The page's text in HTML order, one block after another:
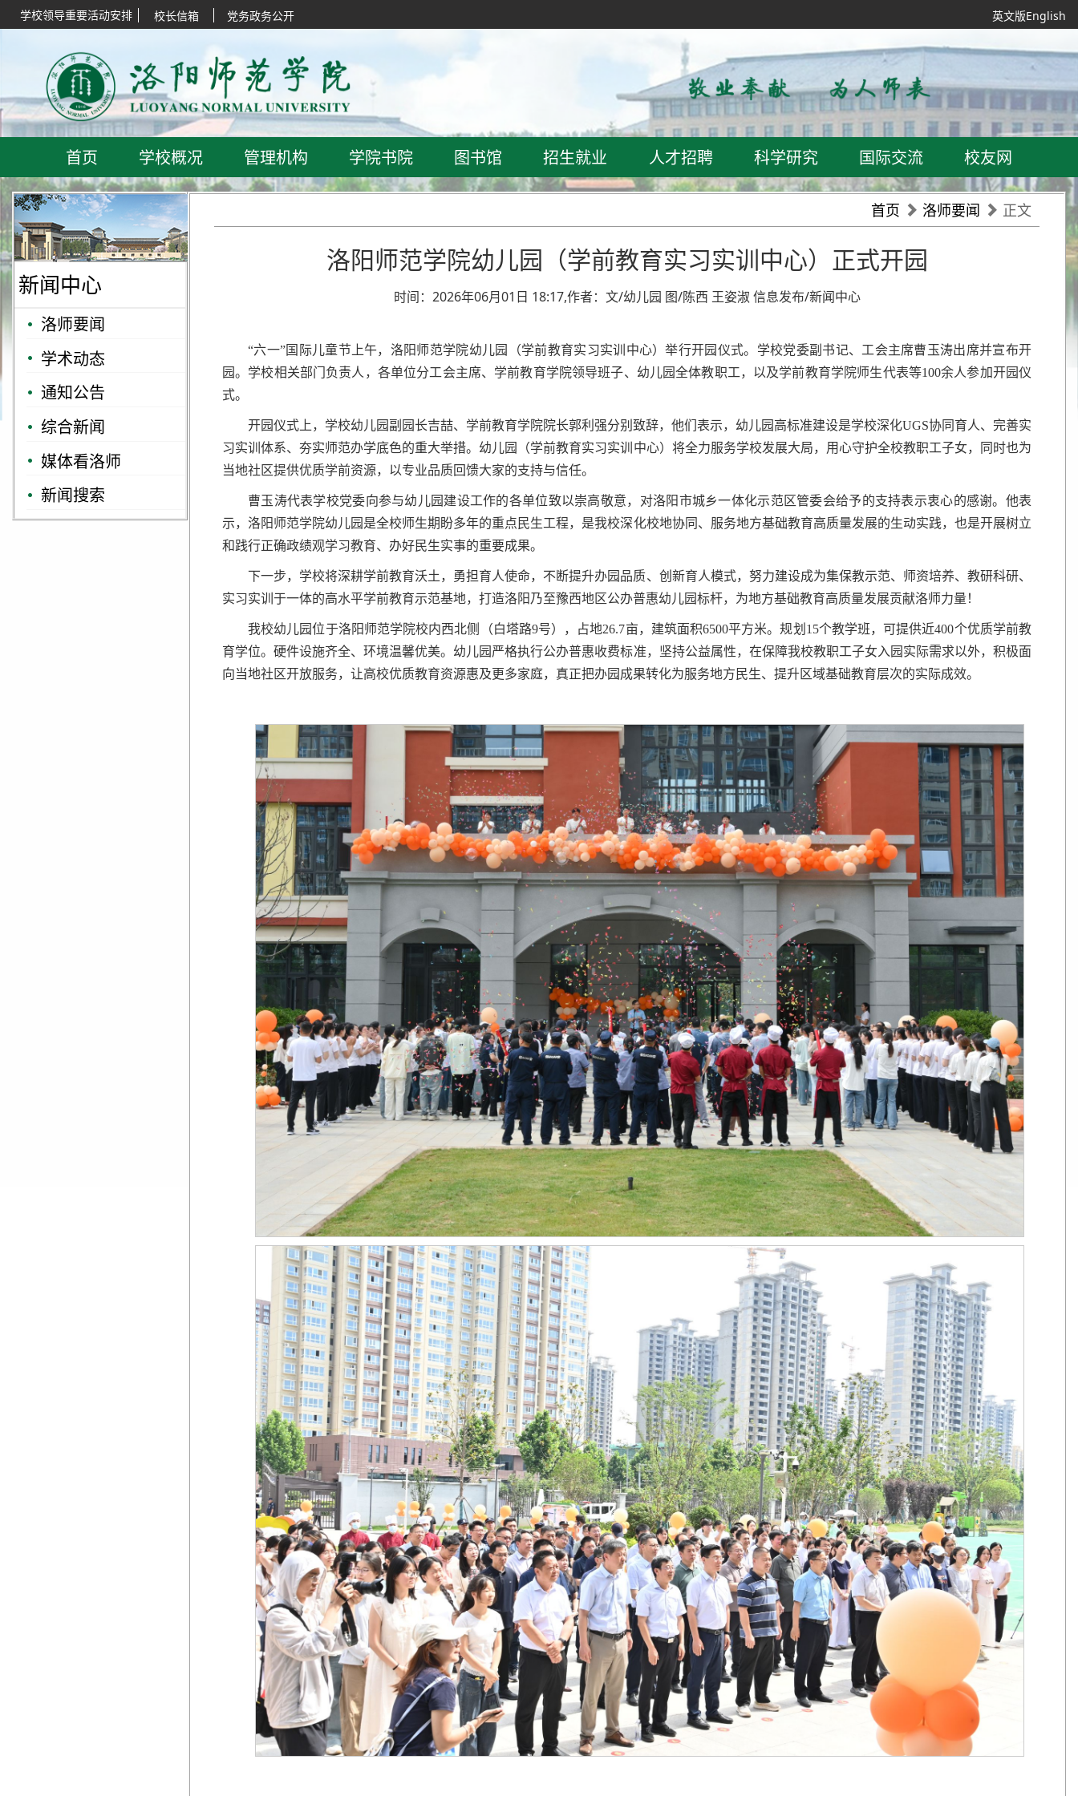
学校领导重要活动安排 校长信箱 党务政务公开 英文版English
首页 学校概况 管理机构 学院书院 图书馆 招生就业 人才招聘 科学研究 国际交流 校友网
新闻中心
洛师要闻
学术动态
通知公告
综合新闻
媒体看洛师
新闻搜索
首页 洛师要闻 正文
洛阳师范学院幼儿园（学前教育实习实训中心）正式开园
时间：2026年06月01日 18:17,作者：文/幼儿园 图/陈西 王姿淑 信息发布/新闻中心
“六一”国际儿童节上午，洛阳师范学院幼儿园（学前教育实习实训中心）举行开园仪式。学校党委副书记、工会主席曹玉涛出席并宣布开
园。学校相关部门负责人，各单位分工会主席、学前教育学院领导班子、幼儿园全体教职工，以及学前教育学院师生代表等100余人参加开园仪
式。
开园仪式上，学校幼儿园副园长吉喆、学前教育学院院长郭利强分别致辞，他们表示，幼儿园高标准建设是学校深化UGS协同育人、完善实
习实训体系、夯实师范办学底色的重大举措。幼儿园（学前教育实习实训中心）将全力服务学校发展大局，用心守护全校教职工子女，同时也为
当地社区提供优质学前资源，以专业品质回馈大家的支持与信任。
曹玉涛代表学校党委向参与幼儿园建设工作的各单位致以崇高敬意，对洛阳市城乡一体化示范区管委会给予的支持表示衷心的感谢。他表
示，洛阳师范学院幼儿园是全校师生期盼多年的重点民生工程，是我校深化校地协同、服务地方基础教育高质量发展的生动实践，也是开展树立
和践行正确政绩观学习教育、办好民生实事的重要成果。
下一步，学校将深耕学前教育沃土，勇担育人使命，不断提升办园品质、创新育人模式，努力建设成为集保教示范、师资培养、教研科研、
实习实训于一体的高水平学前教育示范基地，打造洛阳乃至豫西地区公办普惠幼儿园标杆，为地方基础教育高质量发展贡献洛师力量！
我校幼儿园位于洛阳师范学院校内西北侧（白塔路9号），占地26.7亩，建筑面积6500平方米。规划15个教学班，可提供近400个优质学前教
育学位。硬件设施齐全、环境温馨优美。幼儿园严格执行公办普惠收费标准，坚持公益属性，在保障我校教职工子女入园实际需求以外，积极面
向当地社区开放服务，让高校优质教育资源惠及更多家庭，真正把办园成果转化为服务地方民生、提升区域基础教育层次的实际成效。